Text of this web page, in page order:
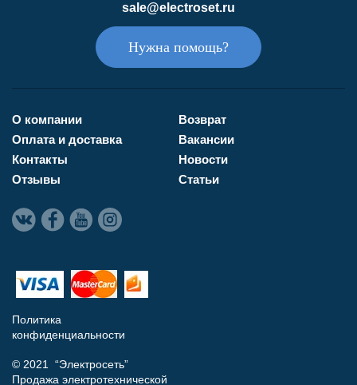
sale@electroset.ru
Нужна помощь?
О компании
Оплата и доставка
Контакты
Отзывы
Возврат
Вакансии
Новости
Статьи
Политика
конфиденциальности
© 2021 “Электросеть”
Продажа электротехнической